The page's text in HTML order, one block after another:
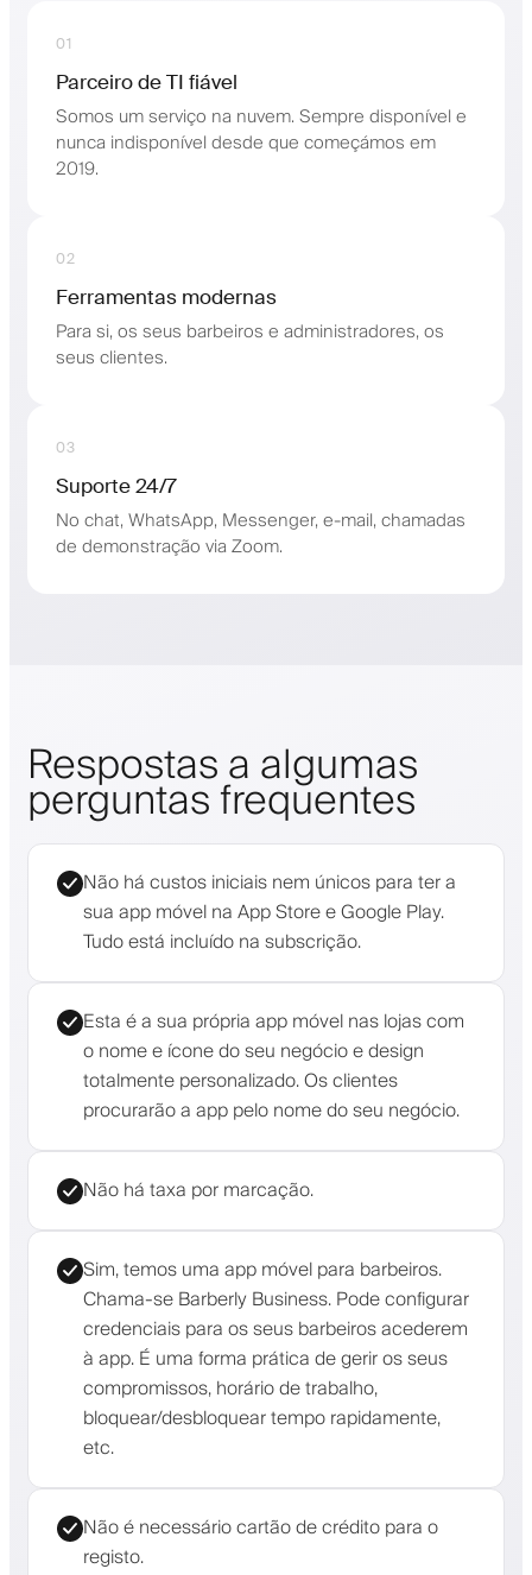
01
Parceiro de TI fiável
Somos um serviço na nuvem. Sempre disponível e
nunca indisponível desde que começámos em
2019.
02
Ferramentas modernas
Para si, os seus barbeiros e administradores, os
seus clientes.
03
Suporte 24/7
No chat, WhatsApp, Messenger, e-mail, chamadas
de demonstração via Zoom.
Respostas a algumas
perguntas frequentes
Não há custos iniciais nem únicos para ter a
sua app móvel na App Store e Google Play.
Tudo está incluído na subscrição.
Esta é a sua própria app móvel nas lojas com
o nome e ícone do seu negócio e design
totalmente personalizado. Os clientes
procurarão a app pelo nome do seu negócio.
Não há taxa por marcação.
Sim, temos uma app móvel para barbeiros.
Chama-se Barberly Business. Pode configurar
credenciais para os seus barbeiros acederem
à app. É uma forma prática de gerir os seus
compromissos, horário de trabalho,
bloquear/desbloquear tempo rapidamente,
etc.
Não é necessário cartão de crédito para o
registo.